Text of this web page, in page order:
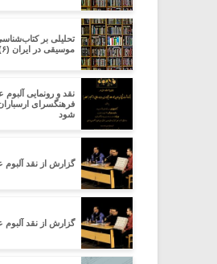
تحلیلی بر
موسیقی در ایران (۶)
نقد و رونمایی آلبوم
فرهنگسرای
شود
گزارش از نقد آلبوم
گزارش از نقد آلبوم